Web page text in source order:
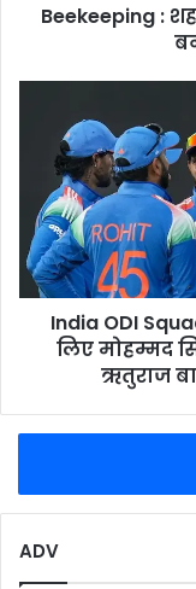
रोज़गारBeekeeping :
Squad
Announcement
NZ
सीरीज
के
लिए
मोहम्मद
अय्यर
ऋतुराज
शमी
India ODI
लिए मोहम्मद
ऋतुराज
ADV